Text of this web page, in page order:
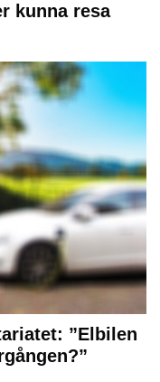
kunna resa
”Elbilen